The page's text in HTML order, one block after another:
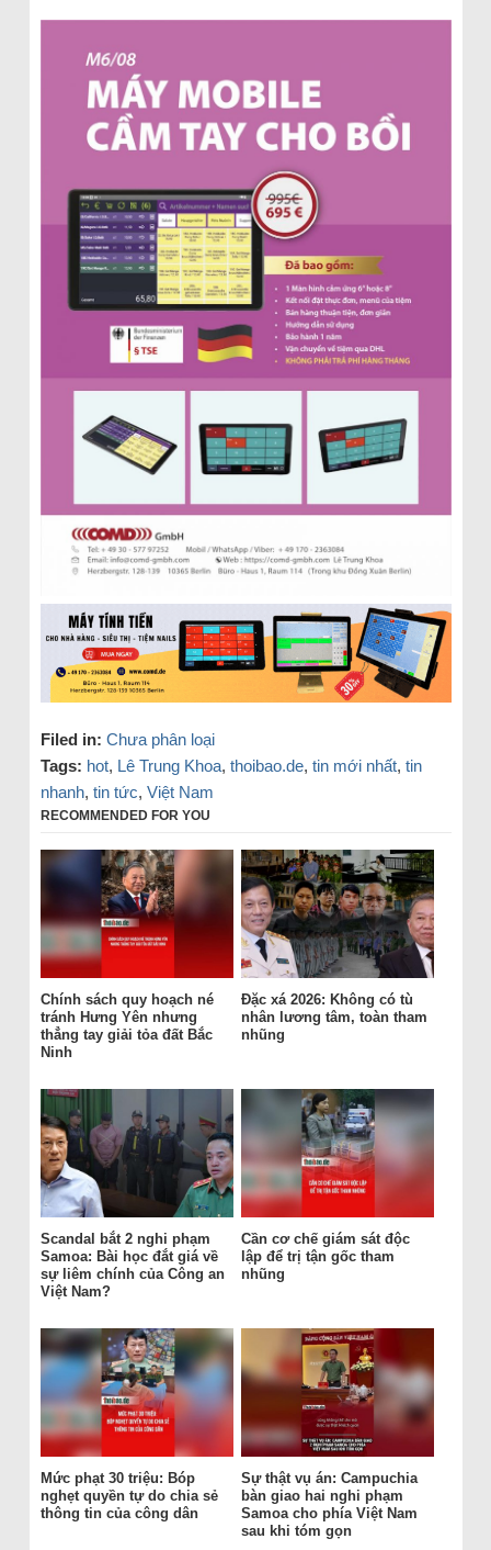
Filed in: Chưa phân loại
Tags: hot, Lê Trung Khoa, thoibao.de, tin mới nhất, tin
nhanh, tin tức, Việt Nam
RECOMMENDED FOR YOU
Chính sách quy hoạch né
tránh Hưng Yên nhưng
thẳng tay giải tỏa đất Bắc
Ninh
Đặc xá 2026: Không có tù
nhân lương tâm, toàn tham
nhũng
Scandal bắt 2 nghi phạm
Samoa: Bài học đắt giá về
sự liêm chính của Công an
Việt Nam?
Cần cơ chế giám sát độc
lập để trị tận gốc tham
nhũng
Mức phạt 30 triệu: Bóp
nghẹt quyền tự do chia sẻ
thông tin của công dân
Sự thật vụ án: Campuchia
bàn giao hai nghi phạm
Samoa cho phía Việt Nam
sau khi tóm gọn